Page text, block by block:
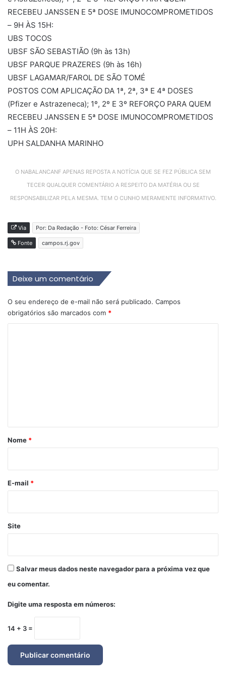
RECEBEU JANSSEN E 5ª DOSE IMUNOCOMPROMETIDOS
– 9H ÀS 15H:
UBS TOCOS
UBSF SÃO SEBASTIÃO (9h às 13h)
UBSF PARQUE PRAZERES (9h às 16h)
UBSF LAGAMAR/FAROL DE SÃO TOMÉ
POSTOS COM APLICAÇÃO DA 1ª, 2ª, 3ª E 4ª DOSES
(Pfizer e Astrazeneca); 1º, 2º E 3º REFORÇO PARA QUEM
RECEBEU JANSSEN E 5ª DOSE IMUNOCOMPROMETIDOS
– 11H ÀS 20H:
UPH SALDANHA MARINHO
O NABALANCANF APENAS REPOSTA A NOTÍCIA QUE SE FEZ PÚBLICA SEM
TECER QUALQUER COMENTÁRIO A RESPEITO DA MATÉRIA OU SE
RESPONSABILIZAR PELA MESMA. TEM O CUNHO MERAMENTE INFORMATIVO.
Via Por: Da Redação - Foto: César Ferreira
Fonte campos.rj.gov
Deixe um comentário
O seu endereço de e-mail não será publicado. Campos
obrigatórios são marcados com *
r
*
Nome *
E-mail *
Site
Salvar meus dados neste navegador para a próxima vez que
eu comentar.
Digite uma resposta em números:
14 + 3 =